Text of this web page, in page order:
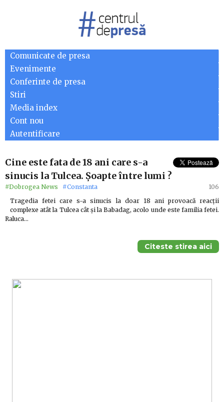
Comunicate de presa
Evenimente
Conferinte de presa
Stiri
Media index
Cont nou
Autentificare
Cine este fata de 18 ani care s-a
sinucis la Tulcea. Șoapte între lumi ?
#Dobrogea News #Constanta
106
Tragedia fetei care s-a sinucis la doar 18 ani provoacă reacții
complexe atât la Tulcea cât și la Babadag, acolo unde este familia fetei.
Raluca…
Citeste stirea aici